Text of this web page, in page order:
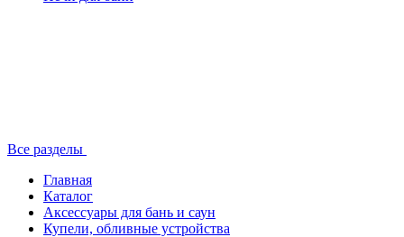
Все разделы
Главная
Каталог
Аксессуары для бань и саун
Купели, обливные устройства